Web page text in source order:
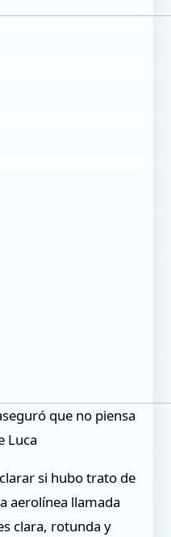
que no piensa
Luca
si hubo trato de
aerolínea llamada
clara, rotunda y